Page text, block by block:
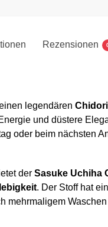
Rezensionen
legendären Chidori
und düstere
oder beim nächsten
der Sasuke Uchiha
. Der Stoff hat
mehrmaligem